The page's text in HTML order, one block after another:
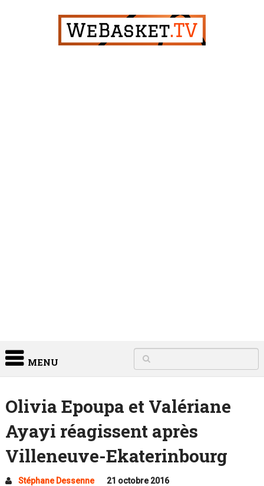
MENU
Olivia Epoupa et Valériane
Ayayi réagissent après
Villeneuve-Ekaterinbourg
Stéphane Dessenne 21 octobre 2016